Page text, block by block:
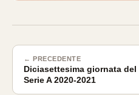
← PRECEDENTE
Diciasettesima giornata
Serie A 2020-2021